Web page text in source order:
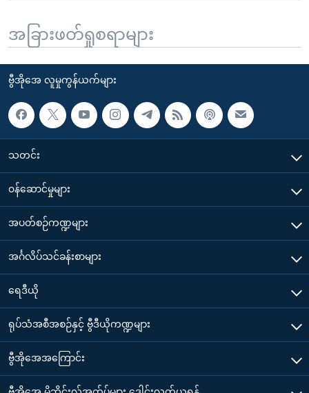
အခြားဖတ်ရှုစရာများ
ဗွီအိုအေ လူမှုကွန်ယက်များ
သတင်း
၀န်ဆောင်မှုများ
အပတ်စဉ်ကဏ္ဍများ
အင်္ဂလိပ်သင်ခန်းစာများ
ရေဒီယို
ရုပ်သံအစီအစဉ်နှင့် ဗွီဒီယိုကဏ္ဍများ
ဗွီအိုအေအကြောင်း